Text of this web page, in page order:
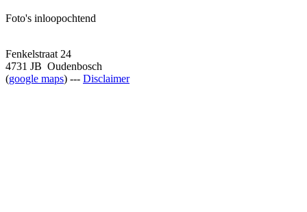
Foto's inloopochtend
Fenkelstraat 24
4731 JB Oudenbosch
(google maps) --- Disclaimer